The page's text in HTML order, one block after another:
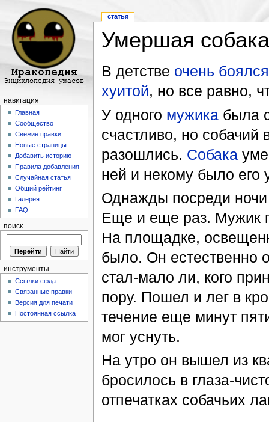
Умершая собака
В детстве очень боялся
хуитой, но все равно,
У одного мужикабыла
счастливо, но собачий
разошлись. Собака
ней и некому было его
Однажды посреди ночи
Еще и еще раз. Мужик
На площадке,
было. Он естественно
стал-мало ли, кого
пору. Пошел и лег в
течение еще минут
мог уснуть.
На утро он вышел из
бросилось в глаза-
отпечатках собачьих
статья
навигация
Главная
Сообщество
Свежие правки
Новые страницы
Добавить историю
Правила добавления
Случайная статья
Общий рейтинг
Галерея
FAQ
поиск
инструменты
Ссылки сюда
Связанные правки
Версия для печати
Постоянная ссылка